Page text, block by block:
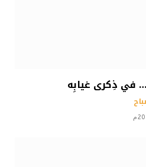
في ذِكرى غيابِه